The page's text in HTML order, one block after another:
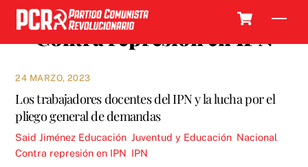
Skip
contentContra represión en IPN
24 MARZO, 2023
Los trabajadores docentes del IPN y la lucha por el
pliego general de demandas
Said Jiménez Educación ,Juventud y Educación Nacional
Contra represión en IPN IPN